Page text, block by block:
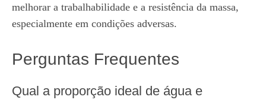
melhorar a trabalhabilidade e a resistência da massa,
especialmente em condições adversas.
Perguntas Frequentes
Qual a proporção ideal de água e